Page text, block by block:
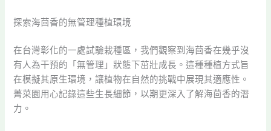
探索海茴香的無管理種植環境
在台灣彰化的一處試驗栽種區，我們觀察到海茴香在幾乎沒
有人為干預的「無管理」狀態下茁壯成長。這種種植方式旨
在模擬其原生環境，讓植物在自然的挑戰中展現其適應性。
菁菜園用心記錄這些生長細節，以期更深入了解海茴香的潛
力。